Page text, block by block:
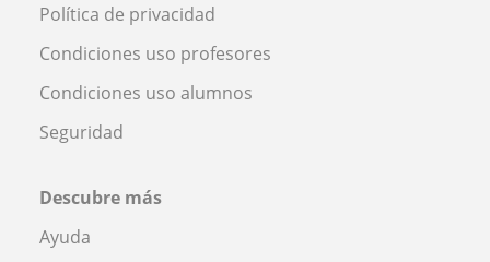
Política de privacidad
Condiciones uso profesores
Condiciones uso alumnos
Seguridad
Descubre más
Ayuda